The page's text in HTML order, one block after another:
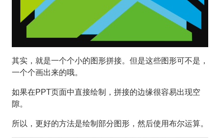
其实，就是一个个小的图形拼接。但是这些图形可不是，
一个个画出来的哦。
如果在PPT页面中直接绘制，拼接的边缘很容易出现空
隙。
所以，更好的方法是绘制部分图形，然后使用布尔运算。